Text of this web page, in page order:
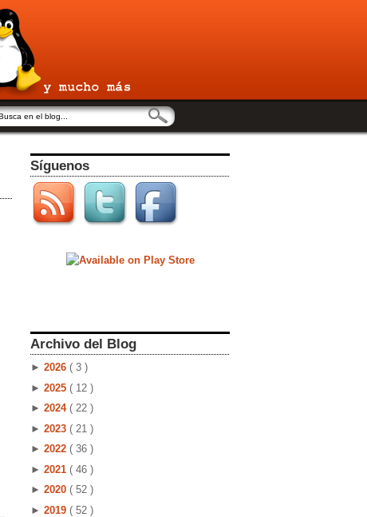
Síguenos
Archivo del Blog
► 2026 ( 3 )
► 2025 ( 12 )
► 2024 ( 22 )
► 2023 ( 21 )
► 2022 ( 36 )
► 2021 ( 46 )
► 2020 ( 52 )
► 2019 ( 52 )